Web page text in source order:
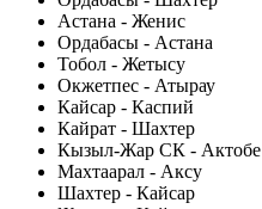
Астана - Женис
Ордабасы - Астана
Тобол - Жетысу
Окжетпес - Атырау
Кайсар - Каспий
Кайрат - Шахтер
Кызыл-Жар СК - Актобе
Махтаарал - Аксу
Шахтер - Кайсар